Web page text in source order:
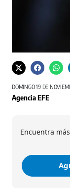
DOMINGO 19 DE
Agencia EFE
Encuentra